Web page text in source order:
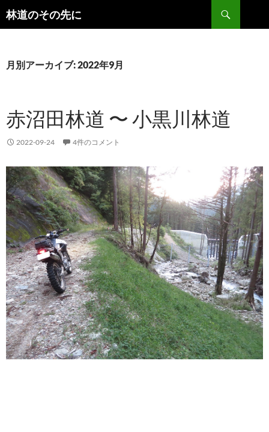
林道のその先に
検
索
ン
キ
ッ
プ
月別アーカイブ: 2022年9月
赤沼田林道 〜 小黒川林道
2022-09-24 4件のコメント